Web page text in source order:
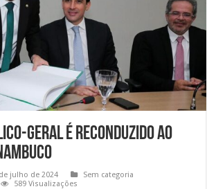
Geral é reconduzido ao
julho de 2024
Sem categoria
589 Visualizações